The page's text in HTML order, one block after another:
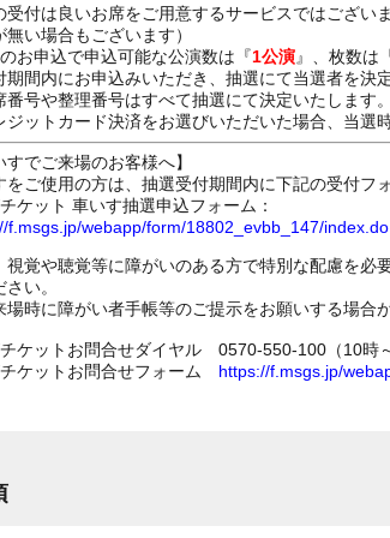
受付は良いお席をご用意するサービスではござ
無い場合もございます）
のお申込で申込可能な公演数は『1公演』、枚数は
期間内にお申込みいただき、抽選にて当選者を決
番号や整理番号はすべて抽選にて決定いたします
ジットカード決済をお選びいただいた場合、当選
すでご来場のお客様へ】
をご使用の方は、抽選受付期間内に下記の受付フ
ケット 車いす抽選申込フォーム：
f.msgs.jp/webapp/form/18802_evbb_147/index.do
視覚や聴覚等に障がいのある方で特別な配慮を
い。
時に障がい者手帳等のご提示をお願いする場合
ケットお問合せダイヤル 0570-550-100（10時
ケットお問合せフォーム https://f.msgs.jp/